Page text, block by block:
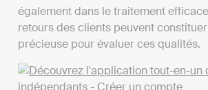
également dans le traitement
retours des clients peuvent
précieuse pour évaluer ces qualités.